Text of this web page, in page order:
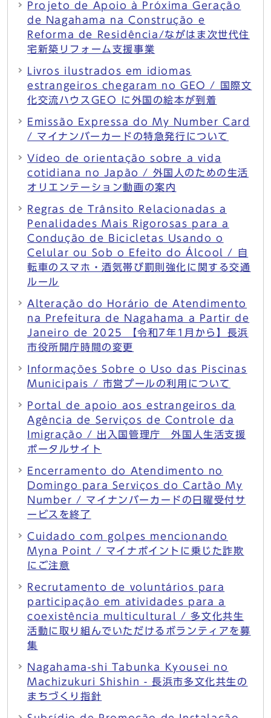
Projeto de Apoio à Próxima Geração
de Nagahama na Construção e
Reforma de Residência/ながはま次世代住
宅新築リフォーム支援事業
Livros ilustrados em idiomas
estrangeiros chegaram no GEO / 国際文
化交流ハウスGEO に外国の絵本が到着
Emissão Expressa do My Number Card
/ マイナンバーカードの特急発行について
Vídeo de orientação sobre a vida
cotidiana no Japão / 外国人のための生活
オリエンテーション動画の案内
Regras de Trânsito Relacionadas a
Penalidades Mais Rigorosas para a
Condução de Bicicletas Usando o
Celular ou Sob o Efeito do Álcool / 自
転車のスマホ・酒気帯び罰則強化に関する交通
ルール
Alteração do Horário de Atendimento
na Prefeitura de Nagahama a Partir de
Janeiro de 2025 【令和7年1月から】長浜
市役所開庁時間の変更
Informações Sobre o Uso das Piscinas
Municipais / 市営プールの利用について
Portal de apoio aos estrangeiros da
Agência de Serviços de Controle da
Imigração / 出入国管理庁 外国人生活支援
ポータルサイト
Encerramento do Atendimento no
Domingo para Serviços do Cartão My
Number / マイナンバーカードの日曜受付サ
ービスを終了
Cuidado com golpes mencionando
Myna Point / マイナポイントに乗じた詐欺
にご注意
Recrutamento de voluntários para
participação em atividades para a
coexistência multicultural / 多文化共生
活動に取り組んでいただけるボランティアを募
集
Nagahama-shi Tabunka Kyousei no
Machizukuri Shishin - 長浜市多文化共生の
まちづくり指針